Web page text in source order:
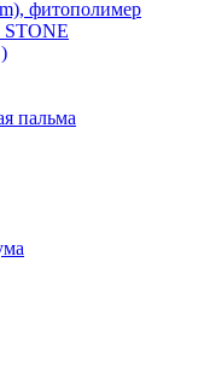
фитополимер
STONE
пальма